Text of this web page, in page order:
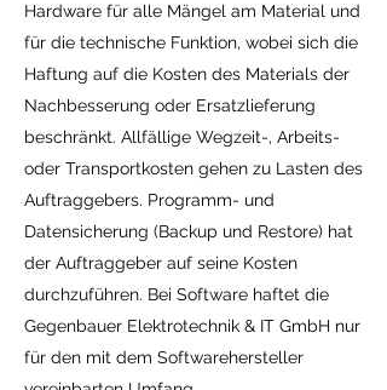
Hardware für alle Mängel am Material und
für die technische Funktion, wobei sich die
Haftung auf die Kosten des Materials der
Nachbesserung oder Ersatzlieferung
beschränkt. Allfällige Wegzeit-, Arbeits-
oder Transportkosten gehen zu Lasten des
Auftraggebers. Programm- und
Datensicherung (Backup und Restore) hat
der Auftraggeber auf seine Kosten
durchzuführen. Bei Software haftet die
Gegenbauer Elektrotechnik & IT GmbH nur
für den mit dem Softwarehersteller